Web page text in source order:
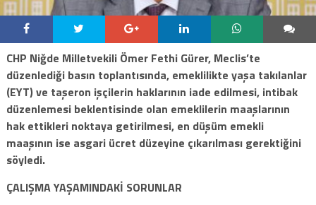
CHP Niğde Milletvekili Ömer Fethi Gürer, Meclis’te
düzenlediği basın toplantısında, emeklilikte yaşa takılanlar
(EYT) ve taşeron işçilerin haklarının iade edilmesi, intibak
düzenlemesi beklentisinde olan emeklilerin maaşlarının
hak ettikleri noktaya getirilmesi, en düşüm emekli
maaşının ise asgari ücret düzeyine çıkarılması gerektiğini
söyledi.
ÇALIŞMA YAŞAMINDAKİ SORUNLAR